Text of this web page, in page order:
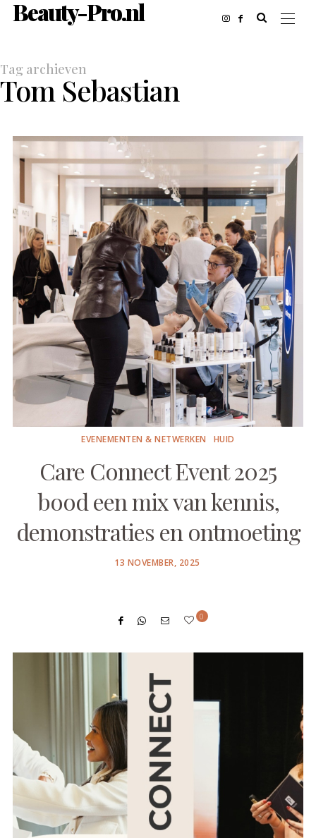
Beauty-Pro.nl
Tag archieven
Tom Sebastian
EVENEMENTEN & NETWERKEN HUID
Care Connect Event 2025
bood een mix van kennis,
demonstraties en ontmoeting
POSTED
13 NOVEMBER, 2025
0